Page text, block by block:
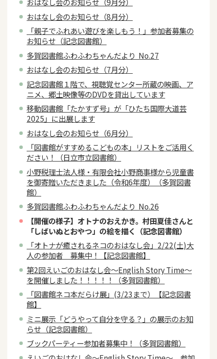
おはなし会のお知らせ（8月分）
「親子でふれあい遊びを楽しもう！」参加者募集の
お知らせ（記念図書館）
多賀図書館ふわふわちゃんだより No.27
おはなし会のお知らせ（7月分）
記念図書館１階で、視聴覚センター所蔵の映画、ア
ニメ、郷土映像等のDVDを貸出しています
移動図書館「たかすず号」が「ひたち国際大道芸
2025」に出展します
おはなし会のお知らせ（6月分）
「図書館がすすめるこどもの本」リストをご活用く
ださい！（日立市立図書館）
小野税理士法人様・有限会社小野商事様から児童書
を御寄贈いただきました（令和6年度）（多賀図書
館）
多賀図書館ふわふわちゃんだより No.26
【開催の様子】オトナのおえかき。村田夏佳さんと
「しばいぬとおやつ」の絵を描く（記念図書館）
「オトナが癒されるネコのおはなし会」2/22(土)大
人の参加者 募集中！【記念図書館】
第2回えいごのおはなし会～English Story Time～
を開催しました！！！！！（多賀図書館）
「図書館ネコ本だらけ展」(3/23まで）【記念図書
館】
ミニ展示「どうやって自分を守る？」の展示のお知
らせ（記念図書館）
ブックパーティー参加者募集中！（多賀図書館）